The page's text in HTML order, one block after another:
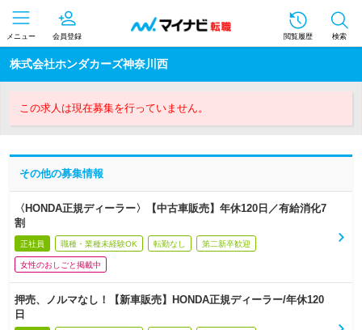
メニュー 会員登録 閲覧履歴 検索
株式会社ホンダカーズ神奈川西
この求人は現在募集を行っていません。
その他の募集情報
〈HONDA正規ディーラー〉【中古車販売】年休120日／有給消化7
割
正社員 職種・業種未経験OK 転勤なし 第二新卒歓迎
女性のおしごと掲載中
押売、ノルマなし！【新車販売】HONDA正規ディーラー/年休120
日